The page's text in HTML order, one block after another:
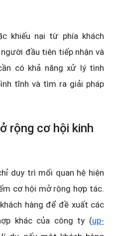
khiếu nại từ phía khách
đầu tiên tiếp nhận và
có khả năng xử lý tình
tĩnh và tìm ra giải pháp
rộng cơ hội kinh
duy trì mối quan hệ hiện
cơ hội mở rộng hợp tác.
hàng để đề xuất các
khác của công ty (up-